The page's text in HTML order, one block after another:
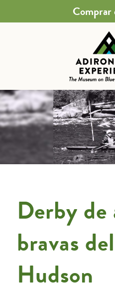
Comprar
Derby de
bravas
Hudson